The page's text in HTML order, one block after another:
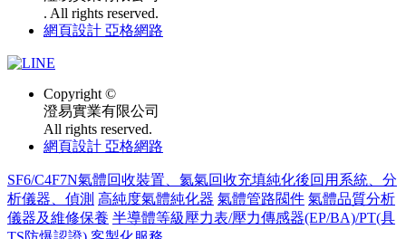
. All rights reserved.
網頁設計 亞格網路
Copyright ©
澄易實業有限公司
All rights reserved.
網頁設計 亞格網路
SF6/C4F7N氣體回收裝置、氦氣回收充填純化後回用系統、分
析儀器、偵測 高純度氣體純化器 氣體管路閥件 氣體品質分析
儀器及維修保養 半導體等級壓力表/壓力傳感器(EP/BA)/PT(具